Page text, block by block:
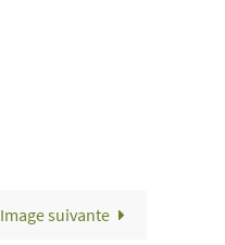
Image suivante